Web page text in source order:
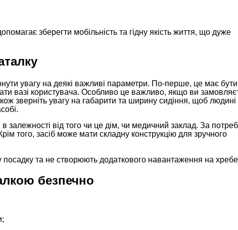
зберегти мобільність та гідну якість життя, що дуже
увагу на деякі важливі параметри. По-перше, це має бути
вазі користувача. Особливо це важливо, якщо ви
зверніть увагу на габарити та ширину сидіння, щоб людині
залежності від того чи це дім, чи медичний заклад. За
того, засіб може мати складну конструкцію для зручного
посадку та не створюють додаткового навантаження на
безпечно